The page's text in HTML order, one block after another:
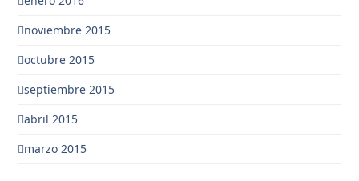
noviembre 2015
octubre 2015
septiembre 2015
abril 2015
marzo 2015